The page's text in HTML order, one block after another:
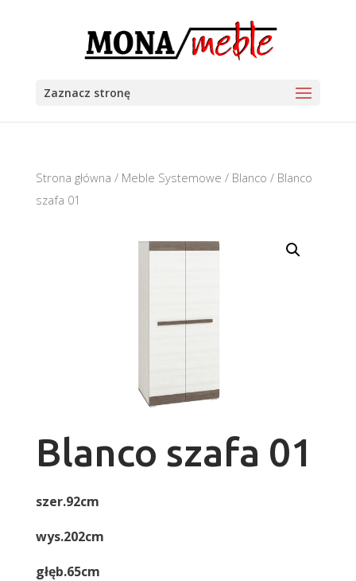
Zaznacz stronę
Strona główna / Meble Systemowe / Blanco / Blanco
szafa 01
Blanco szafa 01
szer.92cm
wys.202cm
głęb.65cm